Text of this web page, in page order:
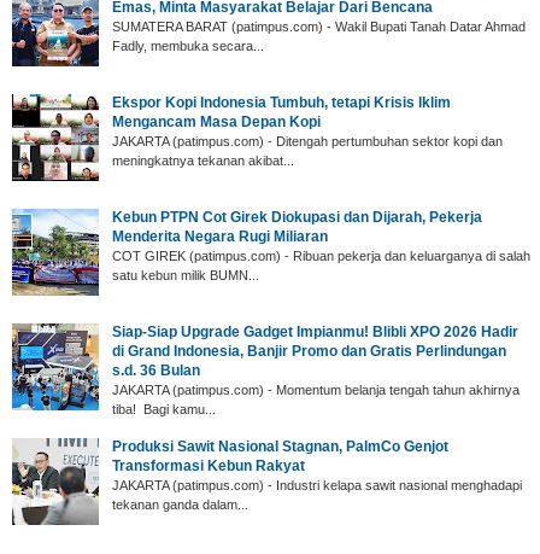
Emas, Minta Masyarakat Belajar Dari Bencana
SUMATERA BARAT (p‎atimpus.com) - Wakil Bupati Tanah Datar Ahmad
Fadly, membuka secara...
Ekspor Kopi Indonesia Tumbuh, tetapi Krisis Iklim
Mengancam Masa Depan Kopi
JAKARTA (patimpus.com) - Ditengah pertumbuhan sektor kopi dan
meningkatnya tekanan akibat...
Kebun PTPN Cot Girek Diokupasi dan Dijarah, Pekerja
Menderita Negara Rugi Miliaran
COT GIREK (patimpus.com) - Ribuan pekerja dan keluarganya di salah
satu kebun milik BUMN...
Siap-Siap Upgrade Gadget Impianmu! Blibli XPO 2026 Hadir
di Grand Indonesia, Banjir Promo dan Gratis Perlindungan
s.d. 36 Bulan
JAKARTA (patimpus.com) - Momentum belanja tengah tahun akhirnya
tiba! Bagi kamu...
Produksi Sawit Nasional Stagnan, PalmCo Genjot
Transformasi Kebun Rakyat
JAKARTA (patimpus.com) - Industri kelapa sawit nasional menghadapi
tekanan ganda dalam...